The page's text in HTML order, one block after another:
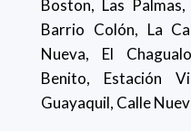
Boston, Las
Barrio Colón, La
Nueva, El
Benito, Estación
Guayaquil, Calle